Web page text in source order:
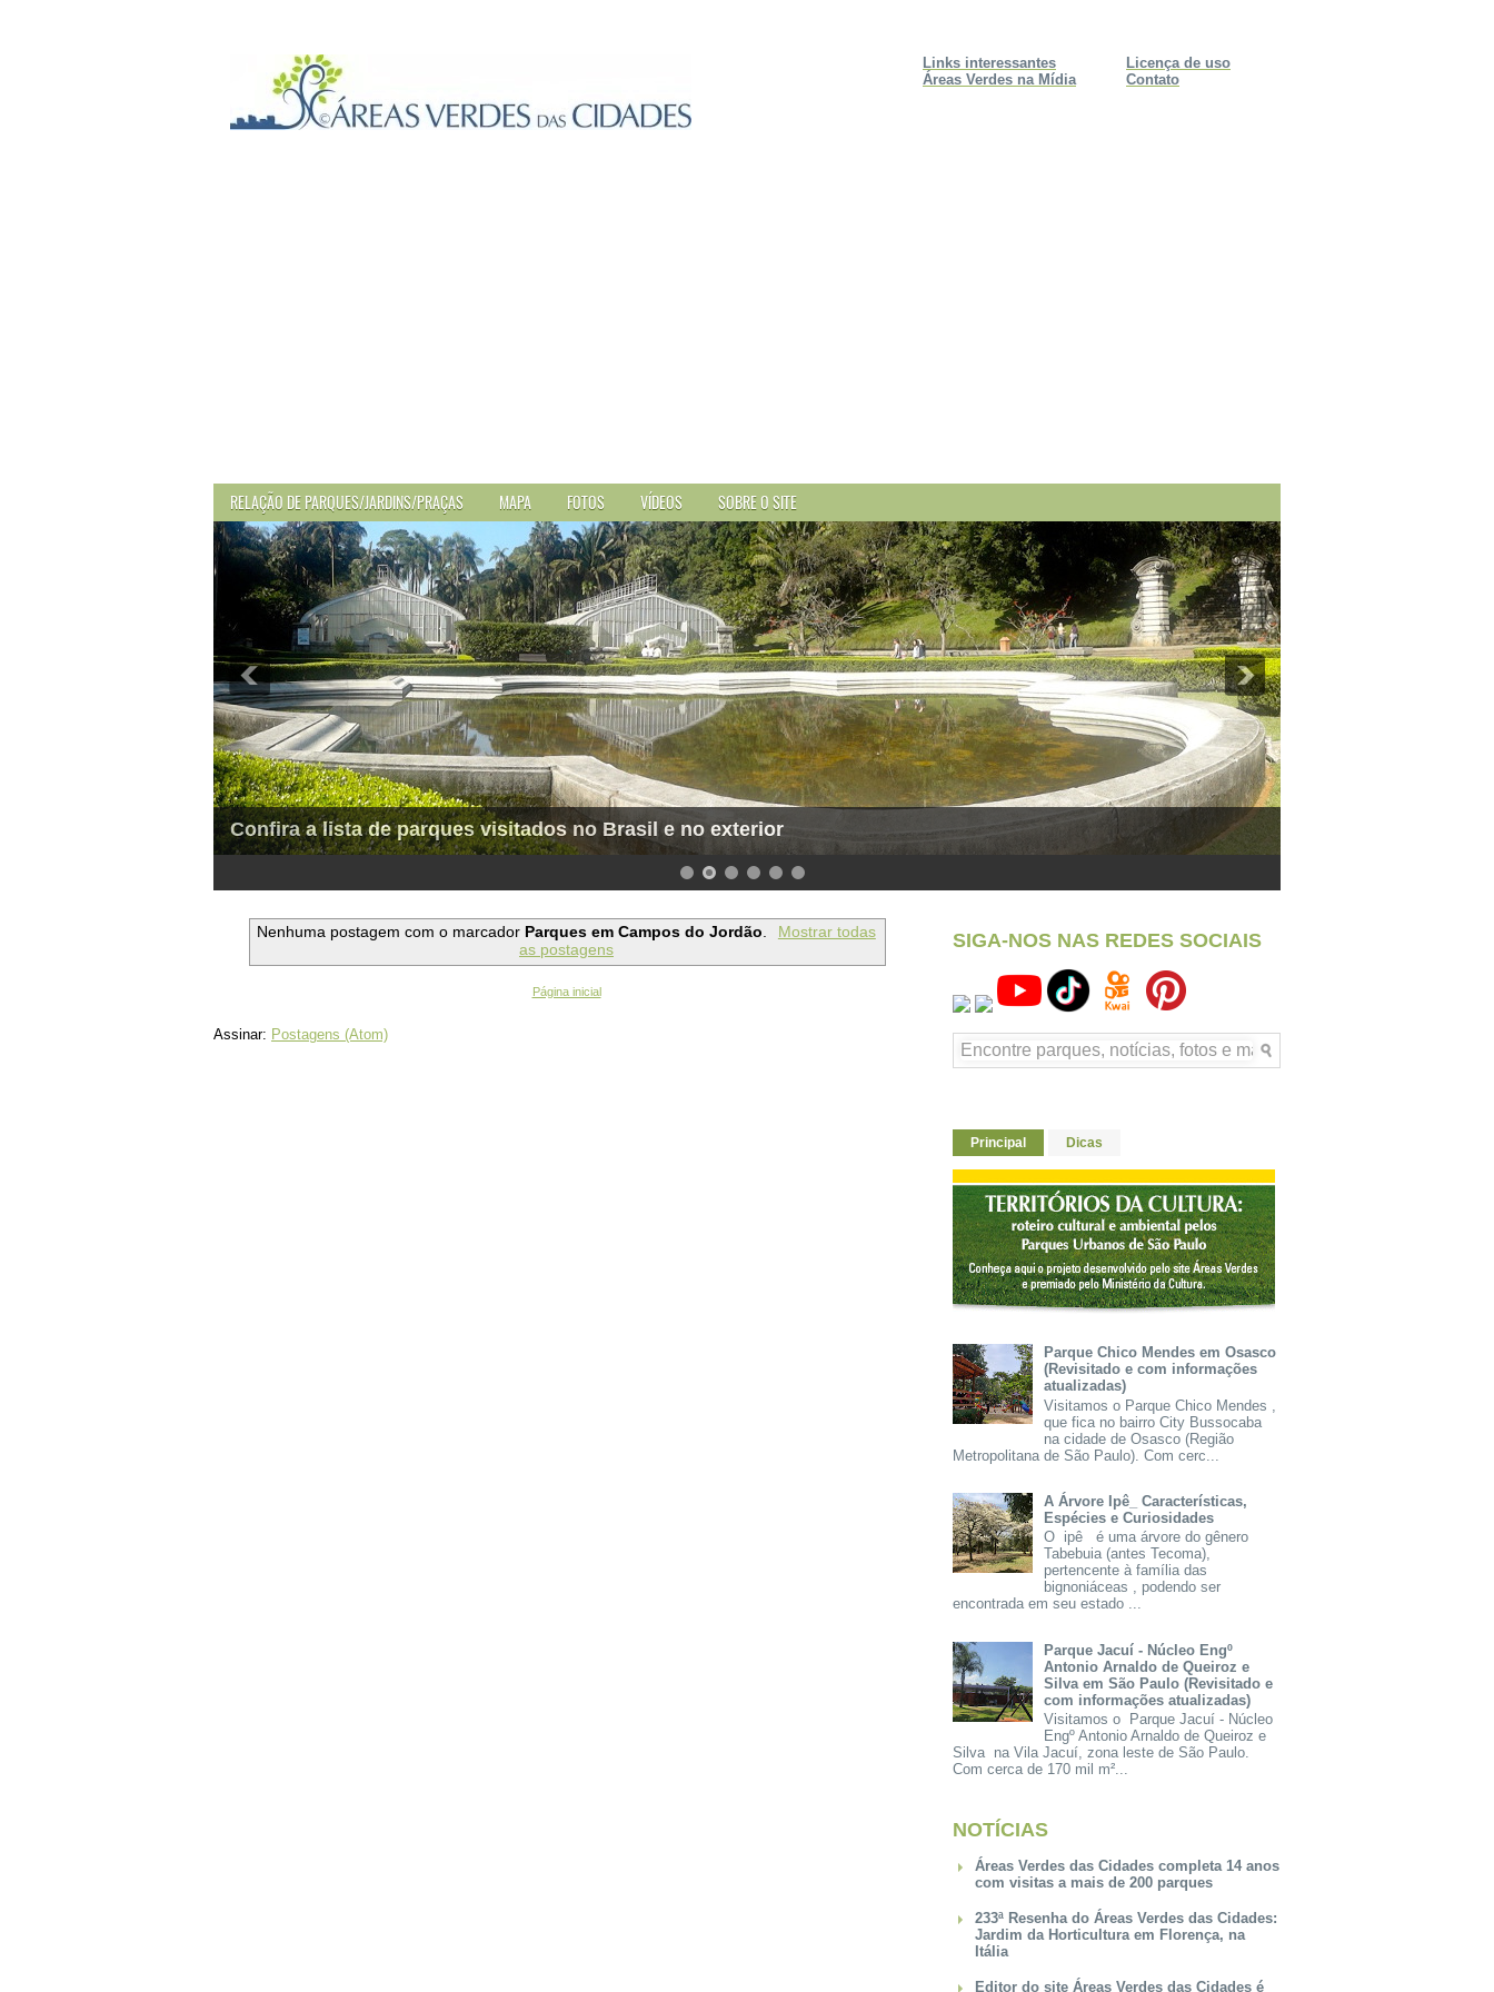
Licença de uso
Contato
Links interessantes
Áreas Verdes na Mídia
RELAÇÃO DE PARQUES/JARDINS/PRAÇAS MAPA FOTOS VÍDEOS SOBRE O SITE
Confira a lista de parques visitados no Brasil e no exterior
Nenhuma postagem com o marcador Parques em Campos do Jordão.
Mostrar todas
as postagens
Página inicial
Assinar: Postagens (Atom)
SIGA-NOS NAS REDES SOCIAIS
Principal Dicas
Parque Chico Mendes em Osasco
(Revisitado e com informações
atualizadas)
Visitamos o Parque Chico Mendes ,
que fica no bairro City Bussocaba
na cidade de Osasco (Região
Metropolitana de São Paulo). Com cerc...
A Árvore Ipê_ Características,
Espécies e Curiosidades
O ipê é uma árvore do gênero
Tabebuia (antes Tecoma),
pertencente à família das
bignoniáceas , podendo ser
encontrada em seu estado ...
Parque Jacuí - Núcleo Engº
Antonio Arnaldo de Queiroz e
Silva em São Paulo (Revisitado e
com informações atualizadas)
Visitamos o Parque Jacuí - Núcleo
Engº Antonio Arnaldo de Queiroz e
Silva na Vila Jacuí, zona leste de São Paulo.
Com cerca de 170 mil m²...
NOTÍCIAS
Áreas Verdes das Cidades completa 14 anos
com visitas a mais de 200 parques
233ª Resenha do Áreas Verdes das Cidades:
Jardim da Horticultura em Florença, na
Itália
Editor do site Áreas Verdes das Cidades é